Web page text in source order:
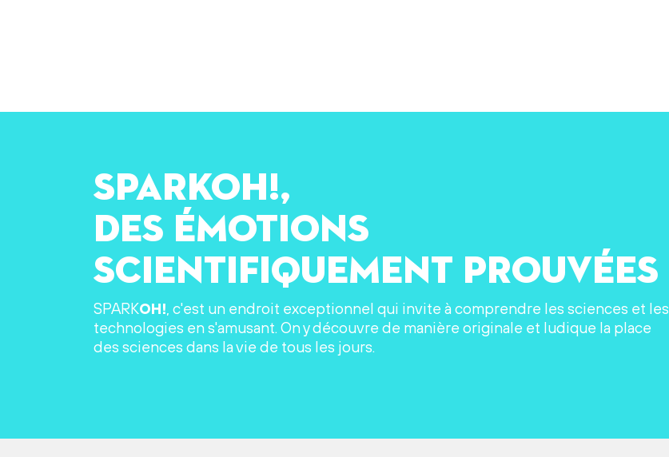
SPARKOH!,
des émotions
scientifiquement prouvées
SPARKOH!, c'est un endroit exceptionnel qui invite à comprendre les sciences et les
technologies en s'amusant. On y découvre de manière originale et ludique la place
des sciences dans la vie de tous les jours.